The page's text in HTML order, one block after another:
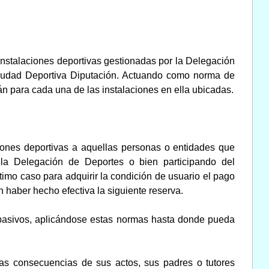
deportivas gestionadas por la Delegación
Deportiva Diputación. Actuando como norma de
para cada una de las instalaciones en ella ubicadas.
deportivas a aquellas personas o entidades que
Delegación de Deportes o bien participando del
caso para adquirir la condición de usuario el pago
hecho efectiva la siguiente reserva.
aplicándose estas normas hasta donde pueda
consecuencias de sus actos, sus padres o tutores